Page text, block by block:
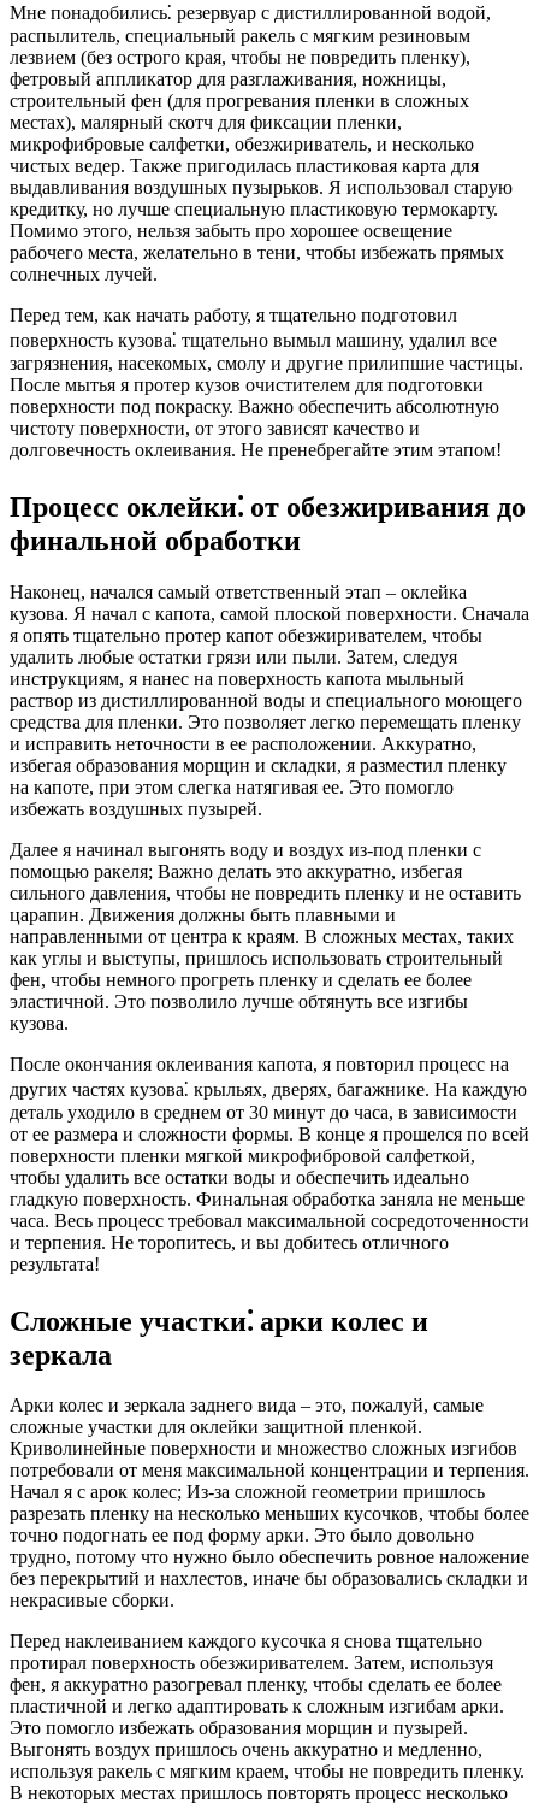
Мне понадобились⁚ резервуар с дистиллированной водой,
распылитель, специальный ракель с мягким резиновым
лезвием (без острого края, чтобы не повредить пленку),
фетровый аппликатор для разглаживания, ножницы,
строительный фен (для прогревания пленки в сложных
местах), малярный скотч для фиксации пленки,
микрофибровые салфетки, обезжириватель, и несколько
чистых ведер. Также пригодилась пластиковая карта для
выдавливания воздушных пузырьков. Я использовал старую
кредитку, но лучше специальную пластиковую термокарту.
Помимо этого, нельзя забыть про хорошее освещение
рабочего места, желательно в тени, чтобы избежать прямых
солнечных лучей.
Перед тем, как начать работу, я тщательно подготовил
поверхность кузова⁚ тщательно вымыл машину, удалил все
загрязнения, насекомых, смолу и другие прилипшие частицы.
После мытья я протер кузов очистителем для подготовки
поверхности под покраску. Важно обеспечить абсолютную
чистоту поверхности, от этого зависят качество и
долговечность оклеивания. Не пренебрегайте этим этапом!
Процесс оклейки⁚ от обезжиривания до
финальной обработки
Наконец, начался самый ответственный этап – оклейка
кузова. Я начал с капота, самой плоской поверхности. Сначала
я опять тщательно протер капот обезжиривателем, чтобы
удалить любые остатки грязи или пыли. Затем, следуя
инструкциям, я нанес на поверхность капота мыльный
раствор из дистиллированной воды и специального моющего
средства для пленки. Это позволяет легко перемещать пленку
и исправить неточности в ее расположении. Аккуратно,
избегая образования морщин и складки, я разместил пленку
на капоте, при этом слегка натягивая ее. Это помогло
избежать воздушных пузырей.
Далее я начинал выгонять воду и воздух из-под пленки с
помощью ракеля; Важно делать это аккуратно, избегая
сильного давления, чтобы не повредить пленку и не оставить
царапин. Движения должны быть плавными и
направленными от центра к краям. В сложных местах, таких
как углы и выступы, пришлось использовать строительный
фен, чтобы немного прогреть пленку и сделать ее более
эластичной. Это позволило лучше обтянуть все изгибы
кузова.
После окончания оклеивания капота, я повторил процесс на
других частях кузова⁚ крыльях, дверях, багажнике. На каждую
деталь уходило в среднем от 30 минут до часа, в зависимости
от ее размера и сложности формы. В конце я прошелся по всей
поверхности пленки мягкой микрофибровой салфеткой,
чтобы удалить все остатки воды и обеспечить идеально
гладкую поверхность. Финальная обработка заняла не меньше
часа. Весь процесс требовал максимальной сосредоточенности
и терпения. Не торопитесь, и вы добитесь отличного
результата!
Сложные участки⁚ арки колес и
зеркала
Арки колес и зеркала заднего вида – это, пожалуй, самые
сложные участки для оклейки защитной пленкой.
Криволинейные поверхности и множество сложных изгибов
потребовали от меня максимальной концентрации и терпения.
Начал я с арок колес; Из-за сложной геометрии пришлось
разрезать пленку на несколько меньших кусочков, чтобы более
точно подогнать ее под форму арки. Это было довольно
трудно, потому что нужно было обеспечить ровное наложение
без перекрытий и нахлестов, иначе бы образовались складки и
некрасивые сборки.
Перед наклеиванием каждого кусочка я снова тщательно
протирал поверхность обезжиривателем. Затем, используя
фен, я аккуратно разогревал пленку, чтобы сделать ее более
пластичной и легко адаптировать к сложным изгибам арки.
Это помогло избежать образования морщин и пузырей.
Выгонять воздух пришлось очень аккуратно и медленно,
используя ракель с мягким краем, чтобы не повредить пленку.
В некоторых местах пришлось повторять процесс несколько